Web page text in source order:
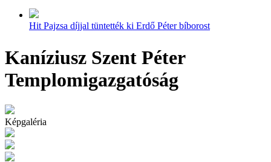
Hit Pajzsa díjjal tüntették ki Erdő Péter bíborost
Kaníziusz Szent Péter
Templomigazgatóság
Képgaléria